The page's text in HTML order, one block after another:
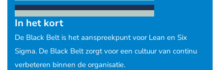
In het kort
De Black Belt is het aanspreekpunt voor Lean en Six
Sigma. De Black Belt zorgt voor een cultuur van continu
verbeteren binnen de organisatie.